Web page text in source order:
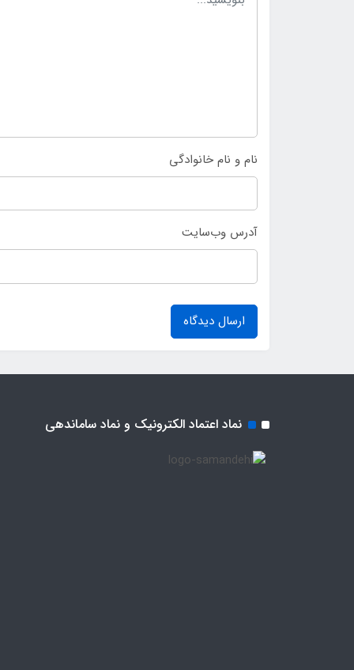
نام و نام خانوادگی
آدرس وب‌سایت
ارسال دیدگاه
نماد اعتماد الکترونیک و نماد ساماندهی